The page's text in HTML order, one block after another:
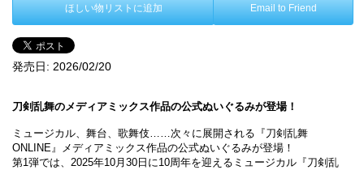
ほしい物リストに追加 Email to Friend
発売日: 2026/02/20
刀剣乱舞のメディアミックス作品の公式ぬいぐるみが登場！
ミュージカル、舞台、歌舞伎……次々に展開される『刀剣乱舞
ONLINE』メディアミックス作品の公式ぬいぐるみが登場！
第1弾では、2025年10月30日に10周年を迎えるミュージカル『刀剣乱